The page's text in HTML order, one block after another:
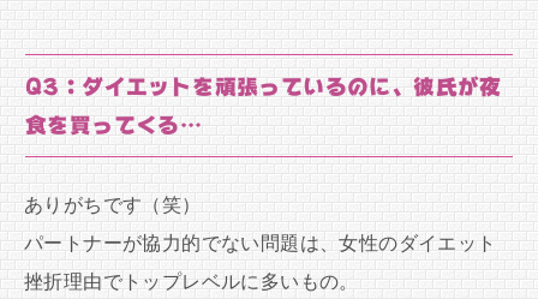
Q3：ダイエットを頑張っているのに、彼氏が夜
食を買ってくる…
ありがちです（笑）
パートナーが協力的でない問題は、女性のダイエット
挫折理由でトップレベルに多いもの。